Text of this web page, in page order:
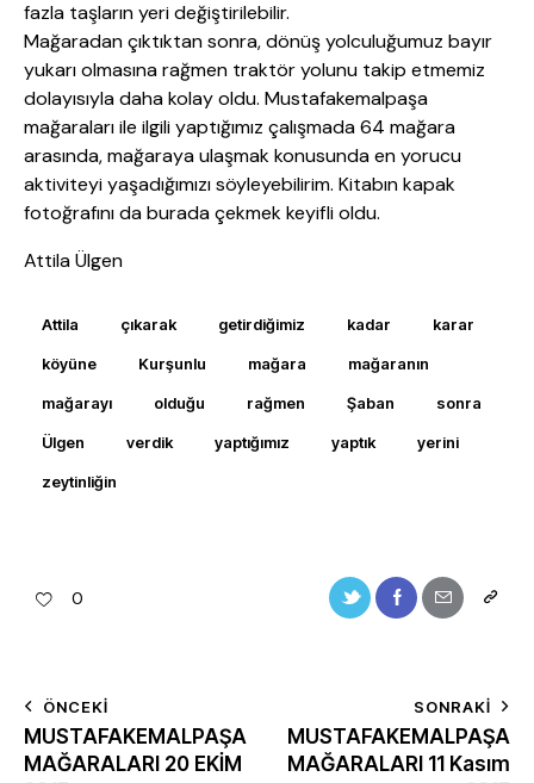
fazla taşların yeri değiştirilebilir.
Mağaradan çıktıktan sonra, dönüş yolculuğumuz bayır
yukarı olmasına rağmen traktör yolunu takip etmemiz
dolayısıyla daha kolay oldu. Mustafakemalpaşa
mağaraları ile ilgili yaptığımız çalışmada 64 mağara
arasında, mağaraya ulaşmak konusunda en yorucu
aktiviteyi yaşadığımızı söyleyebilirim. Kitabın kapak
fotoğrafını da burada çekmek keyifli oldu.
Attila Ülgen
Attila çıkarak getirdiğimiz kadar karar
köyüne Kurşunlu mağara mağaranın
mağarayı olduğu rağmen Şaban sonra
Ülgen verdik yaptığımız yaptık yerini
zeytinliğin
0
ÖNCEKI
MUSTAFAKEMALPAŞA
MAĞARALARI 20 EKİM
SONRAKI
MUSTAFAKEMALPAŞA
MAĞARALARI 11 Kasım